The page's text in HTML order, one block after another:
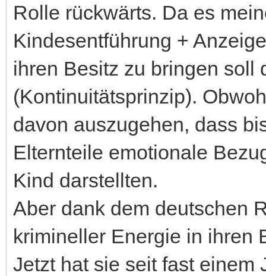
Rolle rückwärts. Da es
Kindesentführung +
ihren Besitz zu bringen soll
(Kontinuitätsprinzip).
davon auszugehen, dass
Elternteile emotionale
Kind darstellten.
Aber dank dem deutschen
krimineller Energie in ihren
Jetzt hat sie seit fast